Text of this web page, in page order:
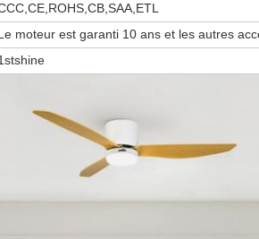
moteur est garanti 10 ans et les autres